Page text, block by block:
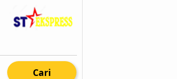
Cari